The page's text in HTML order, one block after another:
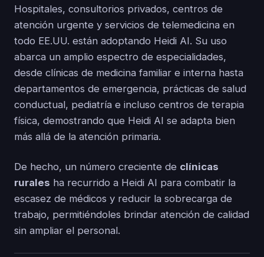
Hospitales, consultorios privados, centros de
atención urgente y servicios de telemedicina en
todo EE.UU. están adoptando Heidi AI. Su uso
abarca un amplio espectro de especialidades,
desde clínicas de medicina familiar e interna hasta
departamentos de emergencia, prácticas de salud
conductual, pediatría e incluso centros de terapia
física, demostrando que Heidi AI se adapta bien
más allá de la atención primaria.
De hecho, un número creciente de clínicas
rurales ha recurrido a Heidi AI para combatir la
escasez de médicos y reducir la sobrecarga de
trabajo, permitiéndoles brindar atención de calidad
sin ampliar el personal.